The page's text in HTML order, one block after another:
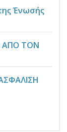
Ένωσής
ΑΠΟ ΤΟΝ